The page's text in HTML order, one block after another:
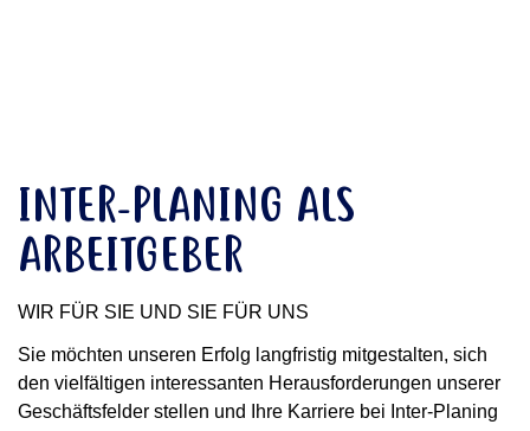
INTER-PLANING ALS
ARBEITGEBER
WIR FÜR SIE UND SIE FÜR UNS
Sie möchten unseren Erfolg langfristig mitgestalten, sich
den vielfältigen interessanten Herausforderungen unserer
Geschäftsfelder stellen und Ihre Karriere bei Inter-Planing